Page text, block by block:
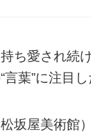
ち愛され続
葉”に注目し
坂屋美術館